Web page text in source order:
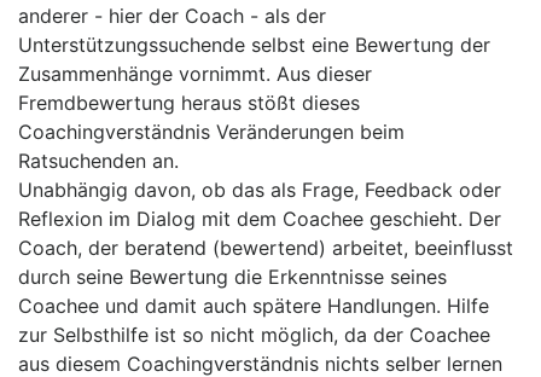
anderer - hier der Coach - als der
Unterstützungssuchende selbst eine Bewertung der
Zusammenhänge vornimmt. Aus dieser
Fremdbewertung heraus stößt dieses
Coachingverständnis Veränderungen beim
Ratsuchenden an.
Unabhängig davon, ob das als Frage, Feedback oder
Reflexion im Dialog mit dem Coachee geschieht. Der
Coach, der beratend (bewertend) arbeitet, beeinflusst
durch seine Bewertung die Erkenntnisse seines
Coachee und damit auch spätere Handlungen. Hilfe
zur Selbsthilfe ist so nicht möglich, da der Coachee
aus diesem Coachingverständnis nichts selber lernen